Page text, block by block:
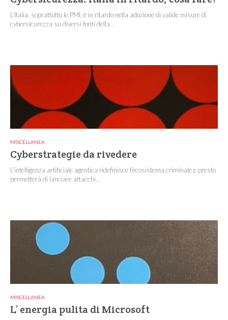
L’Italia, soprattutto le PMI, è in ritardo nella adozione di valide misure di
cybersicurezza su diversi fonti della...
MISCELLANEA
Cyberstrategie da rivedere
L’intelligenza artificiale agentica ridefinisce l’ecosistema criminale e presto
permetterà di lanciare attacchi...
MISCELLANEA
L’ energia pulita di Microsoft